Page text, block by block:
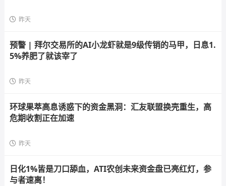
昨天
预警 | 拜尔交易所的AI小龙虾就是9级传销的马甲，日息1.
5%养肥了就该宰了
昨天
环球果萃高息诱惑下的资金黑洞：汇友联盟换壳重生，高
危期收割正在加速
昨天
日化1%皆是刀口舔血，ATI农创未来资金盘已亮红灯，参
与者速离！